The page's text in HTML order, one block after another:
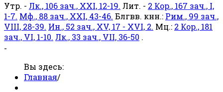
Утр. - Лк., 106 зач., XXI, 12-19. Лит. - 2 Кор., 167 зач., I,
1-7. Мф., 88 зач., XXI, 43-46. Блгвв. кнн.: Рим., 99 зач.,
VIII, 28-39. Ин., 52 зач., XV, 17 - XVI, 2. Мц.: 2 Кор., 181
зач., VI, 1-10. Лк., 33 зач., VII, 36-50 .
-
Вы здесь:
Главная/